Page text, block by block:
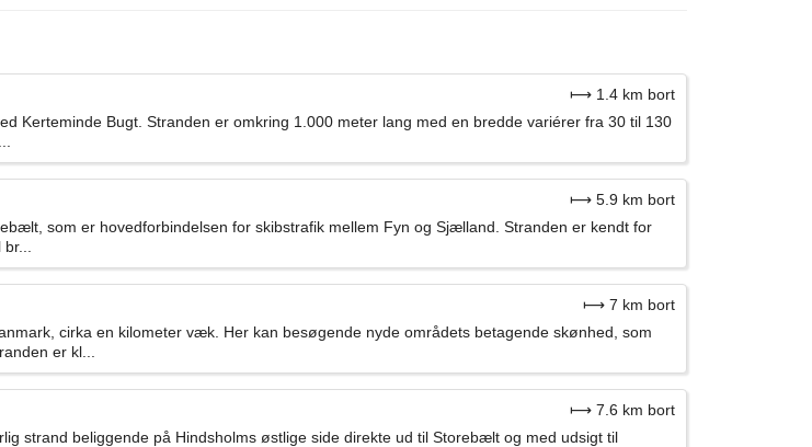
⟼ 1.4 km bort
Kerteminde Bugt. Stranden er omkring 1.000 meter lang med en bredde variérer fra 30 til 130
⟼ 5.9 km bort
som er hovedforbindelsen for skibstrafik mellem Fyn og Sjælland. Stranden er kendt for
⟼ 7 km bort
cirka en kilometer væk. Her kan besøgende nyde områdets betagende skønhed, som
er kl...
⟼ 7.6 km bort
strand beliggende på Hindsholms østlige side direkte ud til Storebælt og med udsigt til